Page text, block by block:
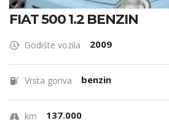
FIAT 500 1.2 BENZIN
Godište vozila 2009
Vrsta goriva benzin
km 137.000